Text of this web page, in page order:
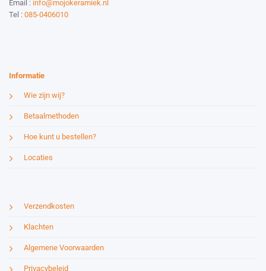
Email : info@mojokeramiek.nl
Tel : 085-0406010
Informatie
Wie zijn wij?
Betaalmethoden
Hoe kunt u bestellen?
Locaties
Verzendkosten
Klachten
Algemene Voorwaarden
Privacybeleid